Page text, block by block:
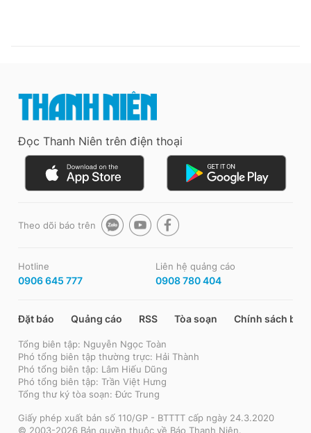
Đọc Thanh Niên trên điện thoại
Theo dõi báo trên
Hotline
0906 645 777
Liên hệ quảng cáo
0908 780 404
Đặt báo Quảng cáo RSS Tòa soạn Chính sách bảo
Tổng biên tập: Nguyễn Ngọc Toàn
Phó tổng biên tập thường trực: Hải Thành
Phó tổng biên tập: Lâm Hiếu Dũng
Phó tổng biên tập: Trần Việt Hưng
Tổng thư ký tòa soạn: Đức Trung
Giấy phép xuất bản số 110/GP - BTTTT cấp ngày 24.3.2020
© 2003-2026 Bản quyền thuộc về Báo Thanh Niên.